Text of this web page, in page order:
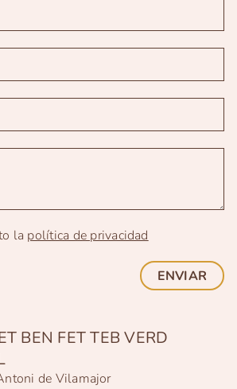
la política de privacidad
ENVIAR
BEN FET TEB VERD
de Vilamajor